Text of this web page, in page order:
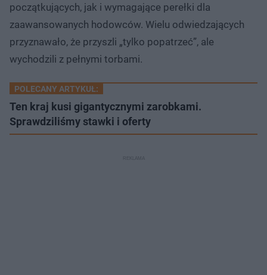
początkujących, jak i wymagające perełki dla
zaawansowanych hodowców. Wielu odwiedzających
przyznawało, że przyszli „tylko popatrzeć”, ale
wychodzili z pełnymi torbami.
POLECANY ARTYKUŁ:
Ten kraj kusi gigantycznymi zarobkami.
Sprawdziliśmy stawki i oferty